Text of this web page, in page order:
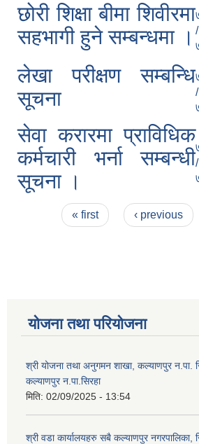
छोरी शिक्षा बीमा शिवीरमा
सहभागी हुने सम्बन्धमा । /
लेखा परीक्षण सम्बन्धि
सूचना
/
सेवा करारमा प्राविधिक
कर्मचारी भर्ना सम्बन्धी
सूचना ।
/
Pages« first ‹ previous
योजना तथा परियोजना
श्री योजना तथा अनुगमन शाखा, कल्याणपुर न.पा.
कल्याणपुर न.पा.सिरहा
मिति: 02/09/2025 - 13:54
श्री वडा कार्यालयहरु सबै कल्याणपुर नगरपालिका,